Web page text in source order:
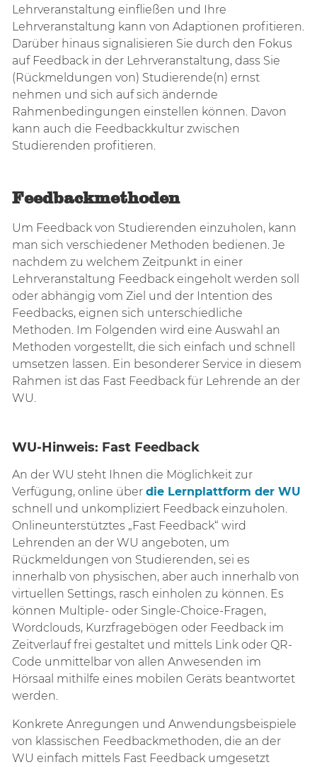
Lehrveranstaltung einfließen und Ihre
Lehrveranstaltung kann von Adaptionen profitieren.
Darüber hinaus signalisieren Sie durch den Fokus
auf Feedback in der Lehrveranstaltung, dass Sie
(Rückmeldungen von) Studierende(n) ernst
nehmen und sich auf sich ändernde
Rahmenbedingungen einstellen können. Davon
kann auch die Feedbackkultur zwischen
Studierenden profitieren.
Feedbackmethoden
Um Feedback von Studierenden einzuholen, kann
man sich verschiedener Methoden bedienen. Je
nachdem zu welchem Zeitpunkt in einer
Lehrveranstaltung Feedback eingeholt werden soll
oder abhängig vom Ziel und der Intention des
Feedbacks, eignen sich unterschiedliche
Methoden. Im Folgenden wird eine Auswahl an
Methoden vorgestellt, die sich einfach und schnell
umsetzen lassen. Ein besonderer Service in diesem
Rahmen ist das Fast Feedback für Lehrende an der
WU.
WU-Hinweis: Fast Feedback
An der WU steht Ihnen die Möglichkeit zur
Verfügung, online über die Lernplattform der WU
schnell und unkompliziert Feedback einzuholen.
Onlineunterstütztes „Fast Feedback“ wird
Lehrenden an der WU angeboten, um
Rückmeldungen von Studierenden, sei es
innerhalb von physischen, aber auch innerhalb von
virtuellen Settings, rasch einholen zu können. Es
können Multiple- oder Single-Choice-Fragen,
Wordclouds, Kurzfragebögen oder Feedback im
Zeitverlauf frei gestaltet und mittels Link oder QR-
Code unmittelbar von allen Anwesenden im
Hörsaal mithilfe eines mobilen Geräts beantwortet
werden.
Konkrete Anregungen und Anwendungsbeispiele
von klassischen Feedbackmethoden, die an der
WU einfach mittels Fast Feedback umgesetzt